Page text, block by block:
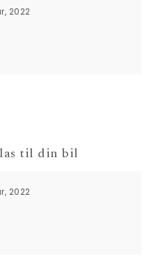
2022
til din bil
2022